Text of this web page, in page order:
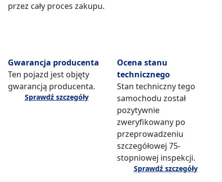
przez cały proces zakupu.
Gwarancja producenta
Ten pojazd jest objęty
gwarancją producenta.
Sprawdź szczegóły
Ocena stanu
technicznego
Stan techniczny tego
samochodu został
pozytywnie
zweryfikowany po
przeprowadzeniu
szczegółowej 75-
stopniowej inspekcji.
Sprawdź szczegóły